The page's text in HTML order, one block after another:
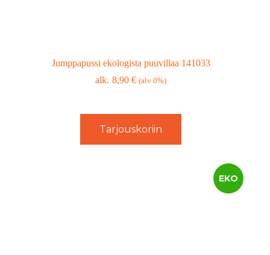
Jumppapussi ekologista puuvillaa 141033
8,90€ (alv 0%)
Tarjouskoriin
EKO